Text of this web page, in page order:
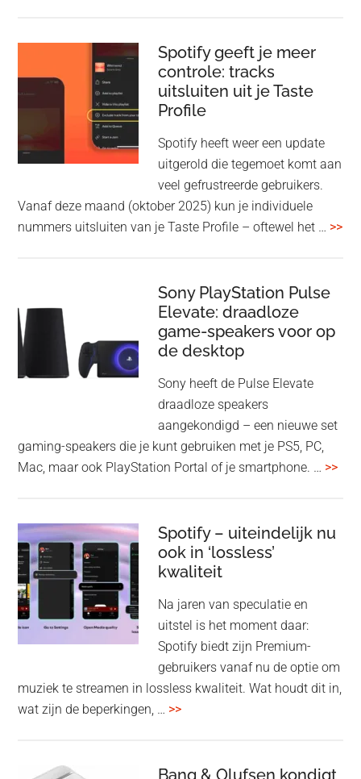
sharing
WF-
en
1000XM6
nieuwe
Spotify geeft je meer
controle: tracks
uitsluiten uit je Taste
Profile
Spotify heeft weer een update
uitgerold die tegemoet komt aan
veel gefrustreerde gebruikers.
Vanaf deze maand (oktober 2025) kun je individuele
nummers uitsluiten van je Taste Profile – oftewel het … >>
Sony PlayStation Pulse
Elevate: draadloze
game-speakers voor op
de desktop
Sony heeft de Pulse Elevate
draadloze speakers
aangekondigd – een nieuwe set
gaming-speakers die je kunt gebruiken met je PS5, PC,
Mac, maar ook PlayStation Portal of je smartphone. … >>
Spotify – uiteindelijk nu
ook in ‘lossless’
kwaliteit
Na jaren van speculatie en
uitstel is het moment daar:
Spotify biedt zijn Premium-
gebruikers vanaf nu de optie om
muziek te streamen in lossless kwaliteit. Wat houdt dit in,
wat zijn de beperkingen, … >>overSpotify
nu
Bang & Olufsen kondigt